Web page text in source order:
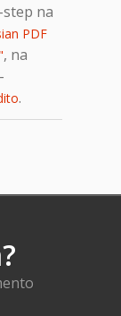
na
PDF
, na
.